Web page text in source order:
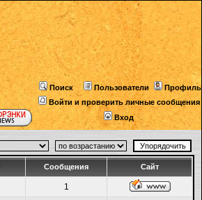
Поиск Пользователи
Профиль
Войти и проверить личные сообщения
Вход
Сообщения Сайт
1